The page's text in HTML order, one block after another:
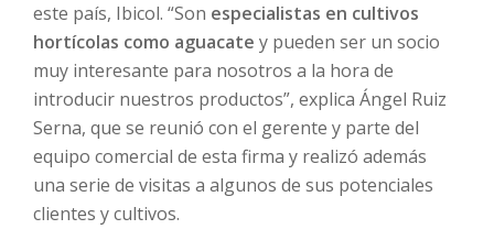
este país, Ibicol. “Son especialistas en cultivos
hortícolas como aguacate y pueden ser un socio
muy interesante para nosotros a la hora de
introducir nuestros productos”, explica Ángel Ruiz
Serna, que se reunió con el gerente y parte del
equipo comercial de esta firma y realizó además
una serie de visitas a algunos de sus potenciales
clientes y cultivos.